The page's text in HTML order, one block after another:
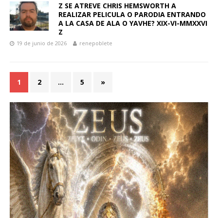
Z SE ATREVE CHRIS HEMSWORTH A
REALIZAR PELICULA O PARODIA ENTRANDO
A LA CASA DE ALA O YAVHE? XIX-VI-MMXXVI
Z
19 de junio de 2026 renepoblete
1 2 … 5 »